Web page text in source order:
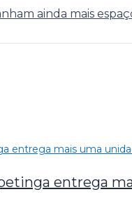
ainda mais
entrega